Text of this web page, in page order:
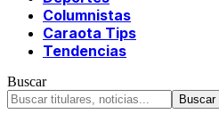
Columnistas
Caraota Tips
Tendencias
Buscar